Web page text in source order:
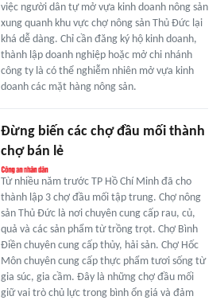
việc người dân tự mở vựa kinh doanh nông sản
xung quanh khu vực chợ nông sản Thủ Đức lại
khá dễ dàng. Chỉ cần đăng ký hộ kinh doanh,
thành lập doanh nghiệp hoặc mở chi nhánh
công ty là có thể nghiễm nhiên mở vựa kinh
doanh các mặt hàng nông sản.
Đừng biến các chợ đầu mối thành
chợ bán lẻ
Từ nhiều năm trước TP Hồ Chí Minh đã cho
thành lập 3 chợ đầu mối tập trung. Chợ nông
sản Thủ Đức là nơi chuyên cung cấp rau, củ,
quả và các sản phẩm từ trồng trọt. Chợ Bình
Điền chuyên cung cấp thủy, hải sản. Chợ Hốc
Môn chuyên cung cấp thực phẩm tươi sống từ
gia súc, gia cầm. Đây là những chợ đầu mối
giữ vai trò chủ lực trong bình ổn giá và đảm